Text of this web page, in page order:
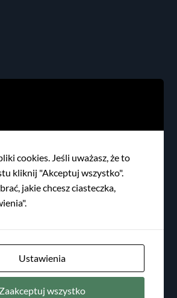
cookies. Jeśli uważasz, że to
kliknij "Akceptuj wszystko".
jakie chcesz ciasteczka,
Ustawienia
Zaakceptuj wszystko